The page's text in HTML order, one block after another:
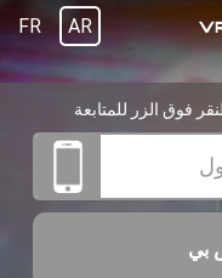
AR
FR
فوق الزر للمتابعة
بي